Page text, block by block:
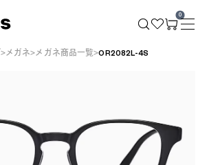
0
メガネ メガネ商品一覧 OR2082L-4S